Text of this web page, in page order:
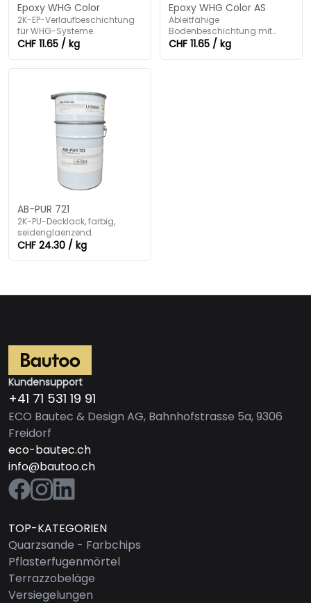
Epoxy WHG Color
2K-EP-Verlaufbeschichtung
für WHG-Systeme.
CHF 11.65 / kg
Epoxy WHG Color AS
Ableitfähige
Bodenbeschichtung mit
WHG-Zulassung.
CHF 11.65 / kg
AB-PUR 721
2K-PU-Decklack, farbig,
seidenglaenzend.
CHF 24.30 / kg
Kundensupport
+41 71 531 19 91
ECO Bautec & Design AG, Bahnhofstrasse 5a, 9306
Freidorf
eco-bautec.ch
info@bautoo.ch
TOP-KATEGORIEN
Quarzsande - Farbchips
Pflasterfugenmörtel
Terrazzobeläge
Versiegelungen